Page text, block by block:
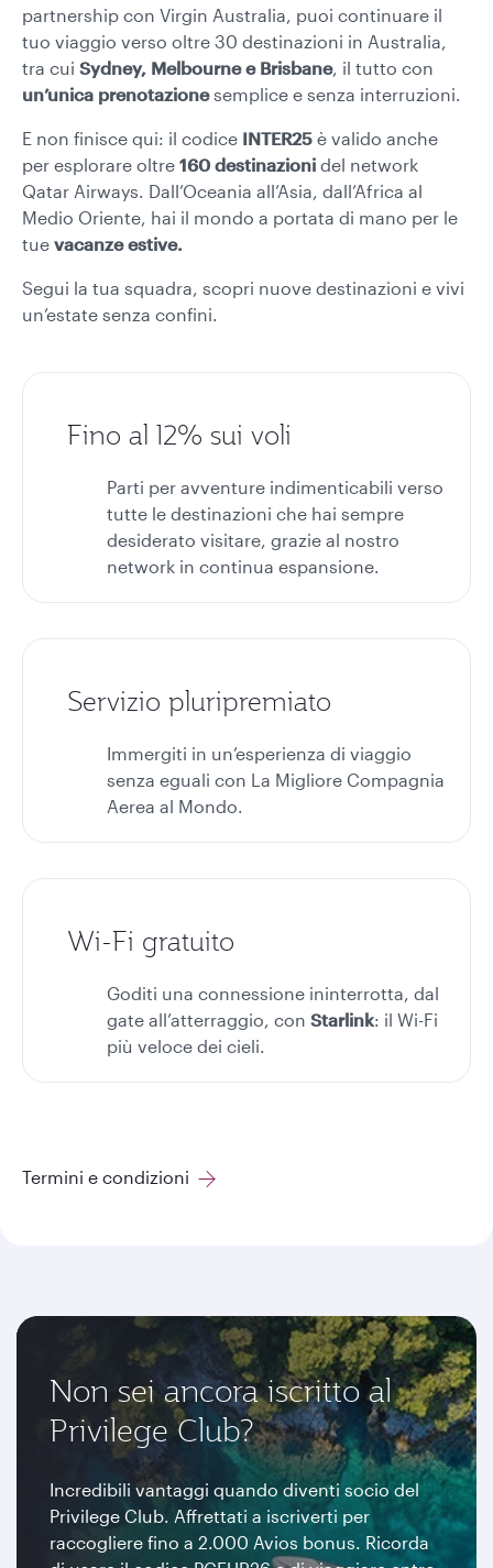
partnership con Virgin Australia, puoi continuare il
tuo viaggio verso oltre 30 destinazioni in Australia,
tra cui Sydney, Melbourne e Brisbane, il tutto con
un’unica prenotazionesemplice e senza interruzioni.
E non finisce qui: il codice INTER25 è valido anche
per esplorare oltre 160 destinazioni del network
Qatar Airways. Dall’Oceania all’Asia, dall’Africa al
Medio Oriente, hai il mondo a portata di mano per le
tue vacanze estive.
Segui la tua squadra, scopri nuove destinazioni e vivi
un’estate senza confini.
Fino al 12% sui voli
Parti per avventure indimenticabili verso
tutte le destinazioni che hai sempre
desiderato visitare, grazie al nostro
network in continua espansione.
Servizio pluripremiato
Immergiti in un’esperienza di viaggio
senza eguali con La Migliore Compagnia
Aerea al Mondo.
Wi-Fi gratuito
Goditi una connessione ininterrotta, dal
gate all’atterraggio, con Starlink: il Wi-Fi
più veloce dei cieli.
Termini e condizioni
Non sei ancora iscritto al
Privilege Club?
Incredibili vantaggi quando diventi socio del
Privilege Club. Affrettati a iscriverti per
raccogliere fino a 2.000 Avios bonus. Ricorda